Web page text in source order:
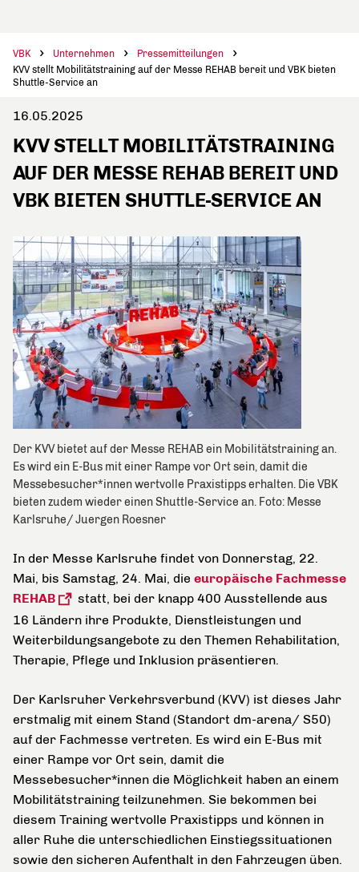
VBK Unternehmen
Pressemitteilungen
KVV stellt Mobilitätstraining auf der Messe REHAB bereit und VBK bieten
Shuttle-Service an
16.05.2025
KVV STELLT MOBILITÄTSTRAINING
AUF DER MESSE REHAB BEREIT UND
VBK BIETEN SHUTTLE-SERVICE AN
Der KVV bietet auf der Messe REHAB ein Mobilitätstraining an.
Es wird ein E-Bus mit einer Rampe vor Ort sein, damit die
Messebesucher*innen wertvolle Praxistipps erhalten. Die VBK
bieten zudem wieder einen Shuttle-Service an. Foto: Messe
Karlsruhe/ Juergen Roesner
In der Messe Karlsruhe findet von Donnerstag, 22.
Mai, bis Samstag, 24. Mai, die europäische Fachmesse
REHAB
statt, bei der knapp 400 Ausstellende aus
16 Ländern ihre Produkte, Dienstleistungen und
Weiterbildungsangebote zu den Themen Rehabilitation,
Therapie, Pflege und Inklusion präsentieren.
Der Karlsruher Verkehrsverbund (KVV) ist dieses Jahr
erstmalig mit einem Stand (Standort dm-arena/ S50)
auf der Fachmesse vertreten. Es wird ein E-Bus mit
einer Rampe vor Ort sein, damit die
Messebesucher*innen die Möglichkeit haben an einem
Mobilitätstraining teilzunehmen. Sie bekommen bei
diesem Training wertvolle Praxistipps und können in
aller Ruhe die unterschiedlichen Einstiegssituationen
sowie den sicheren Aufenthalt in den Fahrzeugen üben.